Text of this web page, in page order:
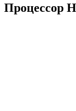
Процессор